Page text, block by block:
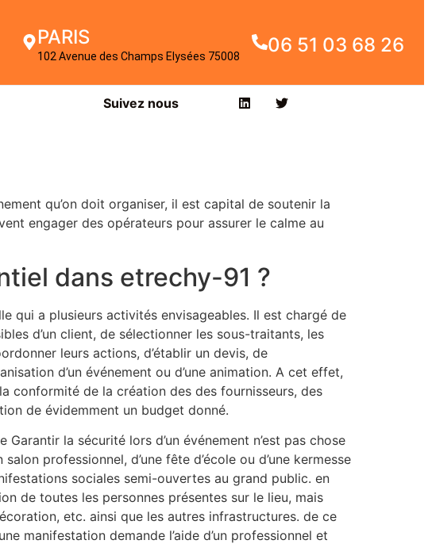
PARIS
102 Avenue des Champs Elysées 75008 06 51 03 68 26
Suivez nous
qu’on doit organiser, il est capital de soutenir la
engager des opérateurs pour assurer le calme au
dans etrechy-91 ?
qui a plusieurs activités envisageables. Il est chargé de
d’un client, de sélectionner les sous-traitants, les
leurs actions, d’établir un devis, de
d’un événement ou d’une animation. A cet effet,
conformité de la création des des fournisseurs, des
de évidemment un budget donné.
la sécurité lors d’un événement n’est pas chose
professionnel, d’une fête d’école ou d’une kermesse
sociales semi-ouvertes au grand public. en
de toutes les personnes présentes sur le lieu, mais
etc. ainsi que les autres infrastructures. de ce
manifestation demande l’aide d’un professionnel et